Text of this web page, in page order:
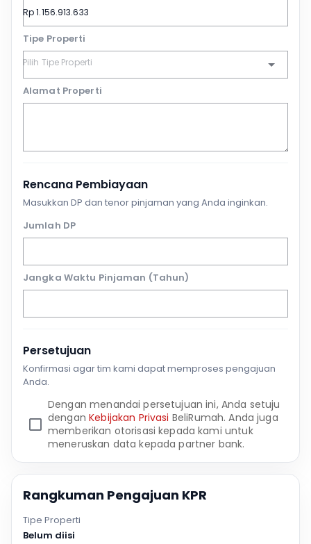
Tipe Properti
Alamat Properti
Rencana Pembiayaan
Masukkan DP dan tenor pinjaman yang Anda inginkan.
Jumlah DP
Jangka Waktu Pinjaman (Tahun)
Persetujuan
Konfirmasi agar tim kami dapat memproses pengajuan
Anda.
Dengan menandai persetujuan ini, Anda setuju
denganKebijakan Privasi BeliRumah. Anda juga
memberikan otorisasi kepada kami untuk
meneruskan data kepada partner bank.
Rangkuman Pengajuan KPR
Tipe Properti
Belum diisi